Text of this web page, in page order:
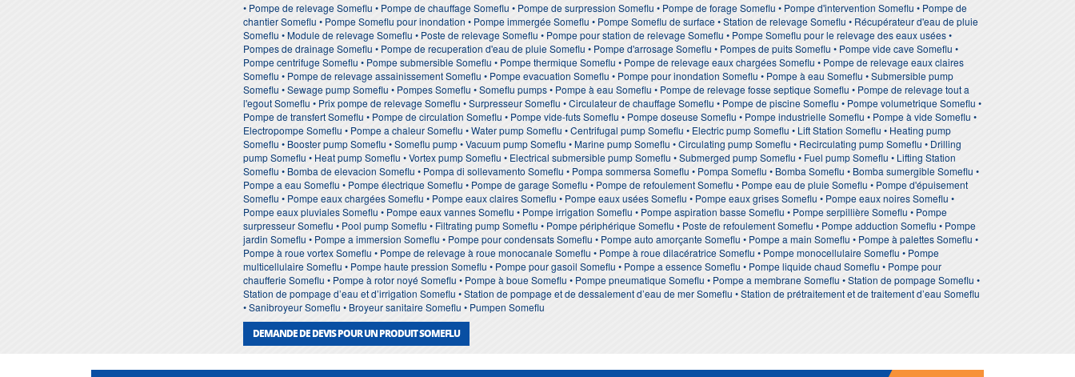
• Pompe de relevage Someflu • Pompe de chauffage Someflu • Pompe de surpression Someflu • Pompe de forage Someflu • Pompe d'intervention Someflu • Pompe de
chantier Someflu • Pompe Someflu pour inondation • Pompe immergée Someflu • Pompe Someflu de surface • Station de relevage Someflu • Récupérateur d'eau de pluie
Someflu • Module de relevage Someflu • Poste de relevage Someflu • Pompe pour station de relevage Someflu • Pompe Someflu pour le relevage des eaux usées •
Pompes de drainage Someflu • Pompe de recuperation d'eau de pluie Someflu • Pompe d'arrosage Someflu • Pompes de puits Someflu • Pompe vide cave Someflu •
Pompe centrifuge Someflu • Pompe submersible Someflu • Pompe thermique Someflu • Pompe de relevage eaux chargées Someflu • Pompe de relevage eaux claires
Someflu • Pompe de relevage assainissement Someflu • Pompe evacuation Someflu • Pompe pour inondation Someflu • Pompe à eau Someflu • Submersible pump
Someflu • Sewage pump Someflu • Pompes Someflu • Someflu pumps • Pompe à eau Someflu • Pompe de relevage fosse septique Someflu • Pompe de relevage tout a
l'egout Someflu • Prix pompe de relevage Someflu • Surpresseur Someflu • Circulateur de chauffage Someflu • Pompe de piscine Someflu • Pompe volumetrique Someflu •
Pompe de transfert Someflu • Pompe de circulation Someflu • Pompe vide-futs Someflu • Pompe doseuse Someflu • Pompe industrielle Someflu • Pompe à vide Someflu •
Electropompe Someflu • Pompe a chaleur Someflu • Water pump Someflu • Centrifugal pump Someflu • Electric pump Someflu • Lift Station Someflu • Heating pump
Someflu • Booster pump Someflu • Someflu pump • Vacuum pump Someflu • Marine pump Someflu • Circulating pump Someflu • Recirculating pump Someflu • Drilling
pump Someflu • Heat pump Someflu • Vortex pump Someflu • Electrical submersible pump Someflu • Submerged pump Someflu • Fuel pump Someflu • Lifting Station
Someflu • Bomba de elevacion Someflu • Pompa di sollevamento Someflu • Pompa sommersa Someflu • Pompa Someflu • Bomba Someflu • Bomba sumergible Someflu •
Pompe a eau Someflu • Pompe électrique Someflu • Pompe de garage Someflu • Pompe de refoulement Someflu • Pompe eau de pluie Someflu • Pompe d'épuisement
Someflu • Pompe eaux chargées Someflu • Pompe eaux claires Someflu • Pompe eaux usées Someflu • Pompe eaux grises Someflu • Pompe eaux noires Someflu •
Pompe eaux pluviales Someflu • Pompe eaux vannes Someflu • Pompe irrigation Someflu • Pompe aspiration basse Someflu • Pompe serpillière Someflu • Pompe
surpresseur Someflu • Pool pump Someflu • Filtrating pump Someflu • Pompe périphérique Someflu • Poste de refoulement Someflu • Pompe adduction Someflu • Pompe
jardin Someflu • Pompe a immersion Someflu • Pompe pour condensats Someflu • Pompe auto amorçante Someflu • Pompe a main Someflu • Pompe à palettes Someflu •
Pompe à roue vortex Someflu • Pompe de relevage à roue monocanale Someflu • Pompe à roue dilacératrice Someflu • Pompe monocellulaire Someflu • Pompe
multicellulaire Someflu • Pompe haute pression Someflu • Pompe pour gasoil Someflu • Pompe a essence Someflu • Pompe liquide chaud Someflu • Pompe pour
chaufferie Someflu • Pompe à rotor noyé Someflu • Pompe à boue Someflu • Pompe pneumatique Someflu • Pompe a membrane Someflu • Station de pompage Someflu •
Station de pompage d’eau et d’irrigation Someflu • Station de pompage et de dessalement d’eau de mer Someflu • Station de prétraitement et de traitement d’eau Someflu
• Sanibroyeur Someflu • Broyeur sanitaire Someflu • Pumpen Someflu
DEMANDE DE DEVIS POUR UN PRODUIT SOMEFLU